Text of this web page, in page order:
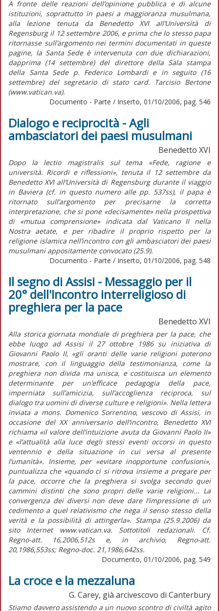
A fronte delle reazioni dell’opinione pubblica e di alcune
istituzioni, soprattutto in paesi a maggioranza musulmana,
alla lezione tenuta da Benedetto XVI all’Università di
Regensburg il 12 settembre 2006, e prima che lo stesso papa
ritornasse sull’argomento nei termini documentati in queste
pagine, la Santa Sede è intervenuta con due dichiarazioni,
dapprima (14 settembre) del direttore della Sala stampa
della Santa Sede p. Federico Lombardi e in seguito (16
settembre) del segretario di stato card. Tarcisio Bertone
(www.vatican.va).
Documento - Parte / Inserto, 01/10/2006, pag. 546
Dialogo e reciprocità - Agli
ambasciatori dei paesi musulmani
Benedetto XVI
Dopo la lectio magistralis sul tema «Fede, ragione e
università. Ricordi e riflessioni», tenuta il 12 settembre da
Benedetto XVI all’Università di Regensburg durante il viaggio
in Baviera (cf. in questo numero alle pp. 537ss), il papa è
ritornato sull’argomento per precisarne la corretta
interpretazione, che si pone «decisamente» nella prospettiva
di «mutua comprensione» indicata dal Vaticano II nella
Nostra aetate, e per ribadire il proprio rispetto per la
religione islamica nell’incontro con gli ambasciatori dei paesi
musulmani appositamente convocato (25.9).
Documento - Parte / Inserto, 01/10/2006, pag. 548
Il segno di Assisi - Messaggio per il
20° dell'Incontro interreligioso di
preghiera per la pace
Benedetto XVI
Alla storica giornata mondiale di preghiera per la pace, che
ebbe luogo ad Assisi il 27 ottobre 1986 su iniziativa di
Giovanni Paolo II, «gli oranti delle varie religioni poterono
mostrare, con il linguaggio della testimonianza, come la
preghiera non divida ma unisca, e costituisca un elemento
determinante per un’efficace pedagogia della pace,
imperniata sull’amicizia, sull’accoglienza reciproca, sul
dialogo tra uomini di diverse culture e religioni». Nella lettera
inviata a mons. Domenico Sorrentino, vescovo di Assisi, in
occasione del XX anniversario dell’incontro, Benedetto XVI
richiama «il valore dell’intuizione avuta da Giovanni Paolo II»
e «l’attualità alla luce degli stessi eventi occorsi in questo
ventennio e della situazione in cui versa al presente
l’umanità». Insieme, per «evitare inopportune confusioni»,
puntualizza che «quando ci si ritrova insieme a pregare per
la pace, occorre che la preghiera si svolga secondo quei
cammini distinti che sono propri delle varie religioni... La
convergenza dei diversi non deve dare l’impressione di un
cedimento a quel relativismo che nega il senso stesso della
verità e la possibilità di attingerla». Stampa (25.9.2006) da
sito Internet www.vatican.va. Sottotitoli redazionali. Cf.
Regno-att. 16,2006,512s e, in archivio, Regno-att.
20,1986,553ss; Regno-doc. 21,1986,642ss.
Documento, 01/10/2006, pag. 549
La croce e la mezzaluna
G. Carey, già arcivescovo di Canterbury
Stiamo davvero assistendo a un nuovo scontro di civiltà agito